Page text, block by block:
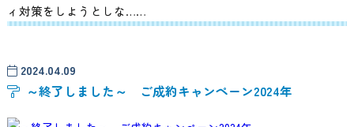
ィ対策をしようとしな……
2024.04.09
～終了しました～ ご成約キャンペーン2024年